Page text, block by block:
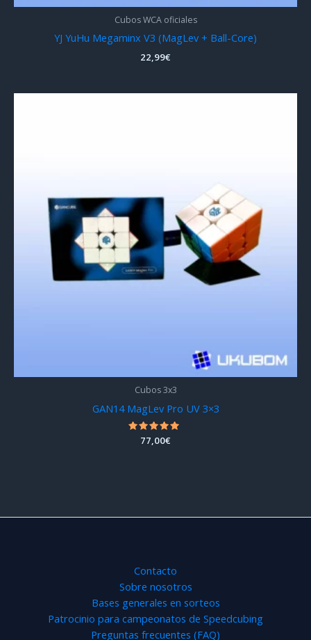
Cubos WCA oficiales
YJ YuHu Megaminx V3 (MagLev + Ball-Core)
22,99€
Cubos 3x3
GAN14 MagLev Pro UV 3×3
Valorado
con
77,00€
Contacto
Sobre nosotros
Bases generales en sorteos
Patrocinio para campeonatos de Speedcubing
Preguntas frecuentes (FAQ)